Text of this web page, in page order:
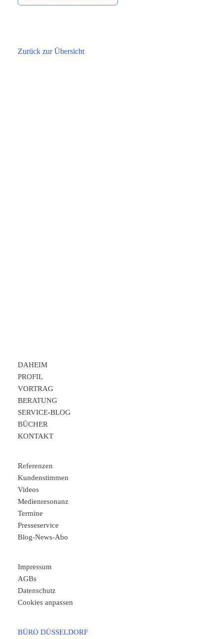
Zurück zur Übersicht
DAHEIM
PROFIL
VORTRAG
BERATUNG
SERVICE-BLOG
BÜCHER
KONTAKT
Referenzen
Kundenstimmen
Videos
Medienresonanz
Termine
Presseservice
Blog-News-Abo
Impressum
AGBs
Datenschutz
Cookies anpassen
BÜRO DÜSSELDORF